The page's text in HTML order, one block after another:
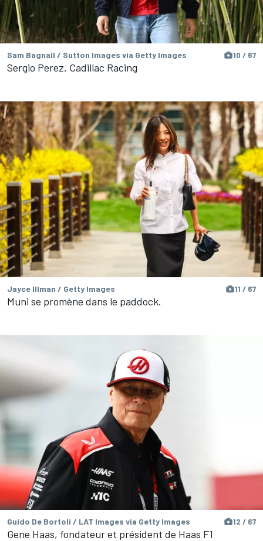
Sam Bagnall / Sutton Images via Getty Images 10 / 67
Sergio Perez, Cadillac Racing
Jayce Illman / Getty Images 11 / 67
Muni se promène dans le paddock.
Guido De Bortoli / LAT Images via Getty Images 12 / 67
Gene Haas, fondateur et président de Haas F1